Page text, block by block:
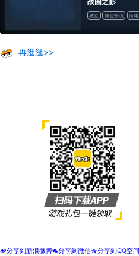
战国之影
独立 角色扮演 策略
再逛逛>>
t分享到新浪微博w分享到微信z分享到QQ空间